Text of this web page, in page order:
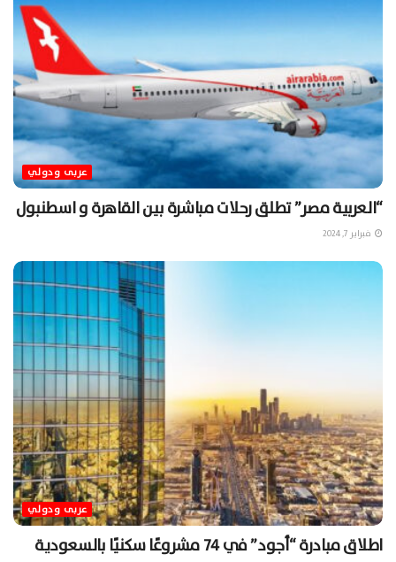
عربى ودولي
“العربية مصر” تطلق رحلات مباشرة بين القاهرة و اسطنبول
فبراير 7, 2024
عربى ودولي
اطلاق مبادرة “أجود” في 74 مشروعًا سكنيًا بالسعودية